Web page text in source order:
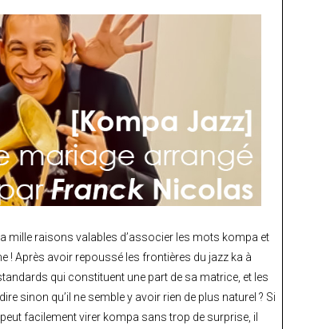
a mille raisons valables d’associer les mots kompa et
! Après avoir repoussé les frontières du jazz ka à
qui constituent une part de sa matrice, et les
sinon qu’il ne semble y avoir rien de plus naturel ? Si
facilement virer kompa sans trop de surprise, il